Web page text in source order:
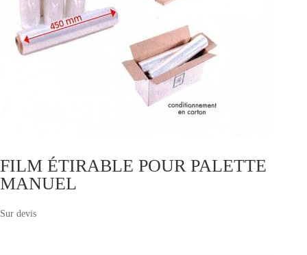
FILM ÉTIRABLE POUR PALETTE
MANUEL
Sur devis